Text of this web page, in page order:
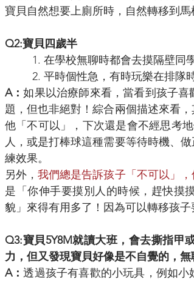
寶貝自然想要上廁所時，自然轉移到
Q2:寶貝四歲半
1. 在學校無聊時都會去摸隔壁同
2. 平時個性急，有時玩樂在排隊
A：如果以治療師來看，當看到孩子
題，但也非絕對！綜合兩個描述來看
他「不可以」，下次還是會不經思考
人，或是打棒球這種需要等待時機、
練效果。
另外，我們總是告訴孩子「不可以」
是「你伸手要摸別人的時候，趕快摸
貌」來得有用多了！因為可以轉移孩
Q3:寶貝5Y8M就讀大班，會去撕指甲
力，但又發現寶貝好像是不自覺的，
A：透過孩子有喜歡的小玩具，例如